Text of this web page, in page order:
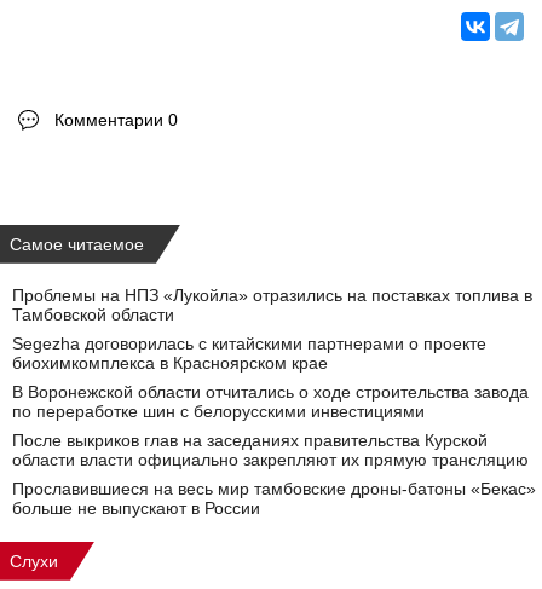
Комментарии 0
Самое читаемое
Проблемы на НПЗ «Лукойла» отразились на поставках топлива в
Тамбовской области
Segezha договорилась с китайскими партнерами о проекте
биохимкомплекса в Красноярском крае
В Воронежской области отчитались о ходе строительства завода
по переработке шин с белорусскими инвестициями
После выкриков глав на заседаниях правительства Курской
области власти официально закрепляют их прямую трансляцию
Прославившиеся на весь мир тамбовские дроны-батоны «Бекас»
больше не выпускают в России
Слухи